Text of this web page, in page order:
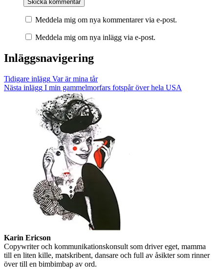
Meddela mig om nya kommentarer via e-post.
Meddela mig om nya inlägg via e-post.
Inläggsnavigering
Tidigare inlägg Var är mina tår
Nästa inlägg I min gammelmorfars fotspår över hela USA
Karin Ericson
Copywriter och kommunikationskonsult som driver eget, mamma
till en liten kille, matskribent, dansare och full av åsikter som rinner
över till en bimbimbap av ord.